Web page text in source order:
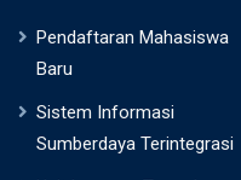
Pendaftaran Mahasiswa
Baru
Sistem Informasi
Sumberdaya Terintegrasi